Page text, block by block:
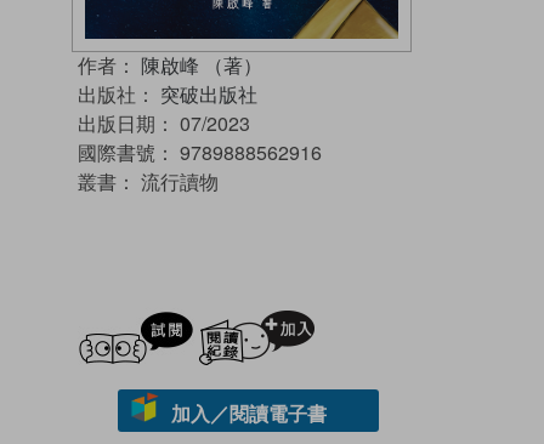
作者： 陳啟峰 （著）
出版社： 突破出版社
出版日期： 07/2023
國際書號： 9789888562916
叢書： 流行讀物
試閲
加入／閱讀電子書